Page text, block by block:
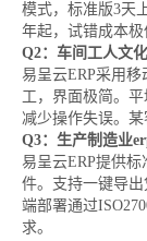
模式，标准版3天
年起，试错成本极
Q2：车间工人文
易呈云ERP采用
工，界面极简。
减少操作失误。某
Q3：生产制造业
易呈云ERP提供
件。支持一键导
端部署通过
求。